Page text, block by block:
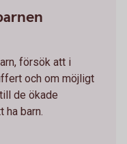
försök att i
och om möjligt
de ökade
ha barn.